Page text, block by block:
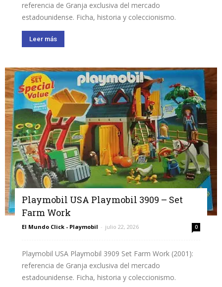
referencia de Granja exclusiva del mercado
estadounidense. Ficha, historia y coleccionismo.
Leer más
Playmobil USA Playmobil 3909 – Set
Farm Work
El Mundo Click - Playmobil - julio 22, 2026 0
Playmobil USA Playmobil 3909 Set Farm Work (2001):
referencia de Granja exclusiva del mercado
estadounidense. Ficha, historia y coleccionismo.